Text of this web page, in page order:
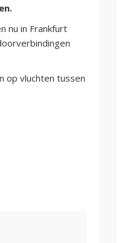
nu in Frankfurt
op vluchten tussen